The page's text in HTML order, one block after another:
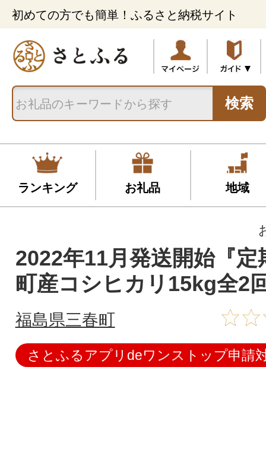
初めての方でも簡単！ふるさと納税サイト
検索
ランキング お礼品 地域
2022年11月発送開始『定
町産コシヒカリ15kg全2
福島県三春町
さとふるアプリdeワンストップ申請